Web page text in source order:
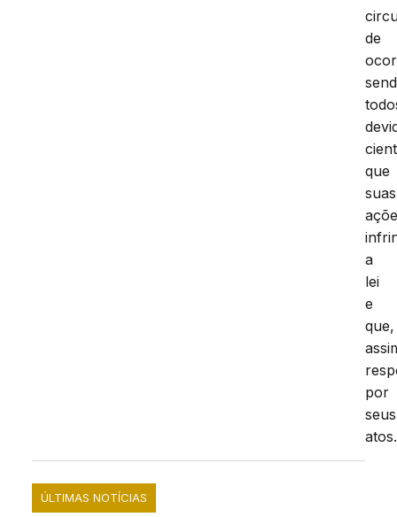
de
que
suas
a
lei
e
que,
por
seus
atos.
ÚLTIMAS NOTÍCIAS